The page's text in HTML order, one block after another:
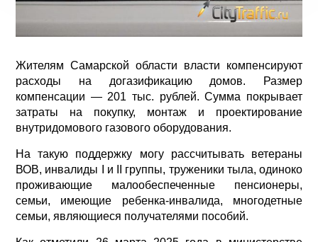
Жителям Самарской области власти компенсируют
расходы на догазификацию домов. Размер
компенсации — 201 тыс. рублей. Сумма покрывает
затраты на покупку, монтаж и проектирование
внутридомового газового оборудования.
На такую поддержку могу рассчитывать ветераны
ВОВ, инвалиды I и II группы, труженики тыла, одиноко
проживающие малообеспеченные пенсионеры,
семьи, имеющие ребенка-инвалида, многодетные
семьи, являющиеся получателями пособий.